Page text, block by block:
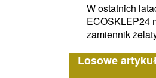
W ostatnich
ECOSKLEP24
zamiennik
Losowe